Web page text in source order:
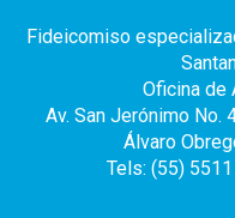
Fideicomiso
Oficina de
Av. San Jerónimo No.
Álvaro
Tels: (55)